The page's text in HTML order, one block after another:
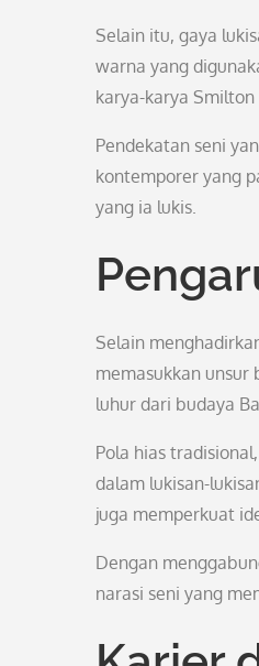
Selain itu, gaya
warna yang
karya-karya
Pendekatan seni
kontemporer yang
yang ia lukis.
Selain
memasukkan
luhur dari budaya
Pola hias
dalam lukisan-
juga memperkuat
Dengan
narasi seni yang